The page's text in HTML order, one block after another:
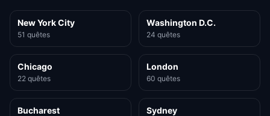
New York City
51 quêtes
Washington D.C.
24 quêtes
Chicago
22 quêtes
London
60 quêtes
Bucharest Sydney